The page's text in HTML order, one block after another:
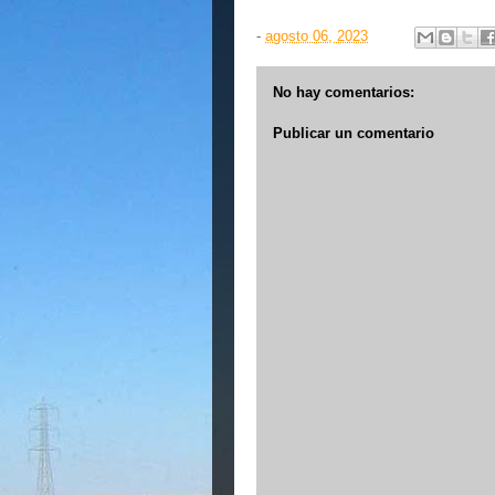
- agosto 06, 2023
No hay comentarios:
Publicar un comentario